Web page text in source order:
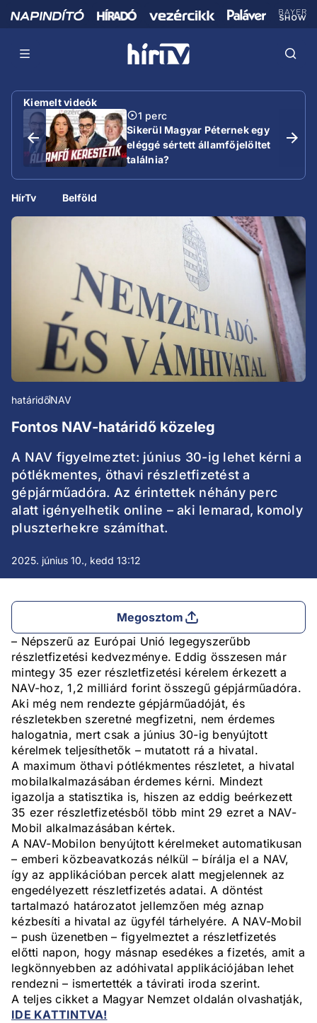
Kiemelt videók
1 perc
Sikerül Magyar Péternek egy
eléggé sértett államfőjelöltet
találnia?
HírTv Belföld
határidőNAV
Fontos NAV-határidő közeleg
A NAV figyelmeztet: június 30-ig lehet kérni a
pótlékmentes, öthavi részletfizetést a
gépjárműadóra. Az érintettek néhány perc
alatt igényelhetik online – aki lemarad, komoly
pluszterhekre számíthat.
2025. június 10., kedd 13:12
Megosztom
– Népszerű az Európai Unió legegyszerűbb
részletfizetési kedvezménye. Eddig összesen már
mintegy 35 ezer részletfizetési kérelem érkezett a
NAV-hoz, 1,2 milliárd forint összegű gépjárműadóra.
Aki még nem rendezte gépjárműadóját, és
részletekben szeretné megfizetni, nem érdemes
halogatnia, mert csak a június 30-ig benyújtott
kérelmek teljesíthetők – mutatott rá a hivatal.
A maximum öthavi pótlékmentes részletet, a hivatal
mobilalkalmazásában érdemes kérni. Mindezt
igazolja a statisztika is, hiszen az eddig beérkezett
35 ezer részletfizetésből több mint 29 ezret a NAV-
Mobil alkalmazásában kértek.
A NAV-Mobilon benyújtott kérelmeket automatikusan
– emberi közbeavatkozás nélkül – bírálja el a NAV,
így az applikációban percek alatt megjelennek az
engedélyezett részletfizetés adatai. A döntést
tartalmazó határozatot jellemzően még aznap
kézbesíti a hivatal az ügyfél tárhelyére. A NAV-Mobil
– push üzenetben – figyelmeztet a részletfizetés
előtti napon, hogy másnap esedékes a fizetés, amit a
legkönnyebben az adóhivatal applikációjában lehet
rendezni – ismertették a távirati iroda szerint.
A teljes cikket a Magyar Nemzet oldalán olvashatják,
IDE KATTINTVA!